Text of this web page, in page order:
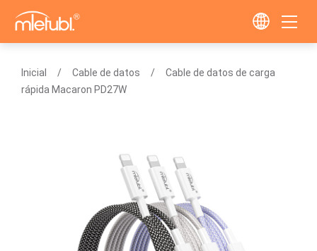
Inicial Cable de datos
Cable de datos de carga
rápida Macaron PD27W